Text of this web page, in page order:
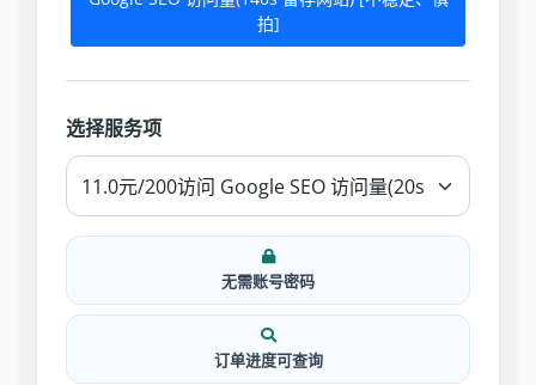
拍]
选择服务项
无需账号密码
订单进度可查询